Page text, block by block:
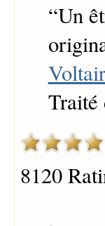
“Un
Traité
8120